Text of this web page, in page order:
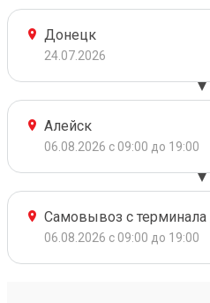
Донецк
24.07.2026
Алейск
06.08.2026 с 09:00 до 19:00
Самовывоз с терминала
06.08.2026 с 09:00 до 19:00